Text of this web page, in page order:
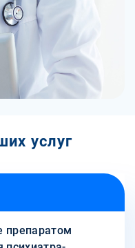
услуг
препаратом